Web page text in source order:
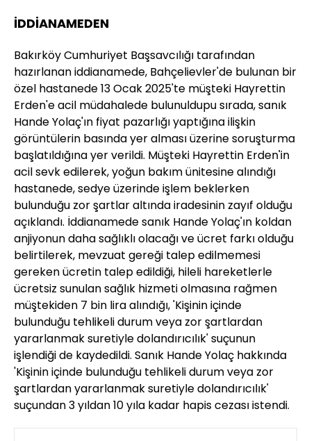
İDDİANAMEDEN
Bakırköy Cumhuriyet Başsavcılığı tarafından
hazırlanan iddianamede, Bahçelievler'de bulunan bir
özel hastanede 13 Ocak 2025'te müşteki Hayrettin
Erden'e acil müdahalede bulunuldupu sırada, sanık
Hande Yolaç'ın fiyat pazarlığı yaptığına ilişkin
görüntülerin basında yer alması üzerine soruşturma
başlatıldığına yer verildi. Müşteki Hayrettin Erden'in
acil sevk edilerek, yoğun bakım ünitesine alındığı
hastanede, sedye üzerinde işlem beklerken
bulunduğu zor şartlar altında iradesinin zayıf olduğu
açıklandı. İddianamede sanık Hande Yolaç'ın koldan
anjiyonun daha sağlıklı olacağı ve ücret farkı olduğu
belirtilerek, mevzuat gereği talep edilmemesi
gereken ücretin talep edildiği, hileli hareketlerle
ücretsiz sunulan sağlık hizmeti olmasına rağmen
müştekiden 7 bin lira alındığı, 'Kişinin içinde
bulunduğu tehlikeli durum veya zor şartlardan
yararlanmak suretiyle dolandırıcılık' suçunun
işlendiği de kaydedildi. Sanık Hande Yolaç hakkında
'Kişinin içinde bulunduğu tehlikeli durum veya zor
şartlardan yararlanmak suretiyle dolandırıcılık'
suçundan 3 yıldan 10 yıla kadar hapis cezası istendi.